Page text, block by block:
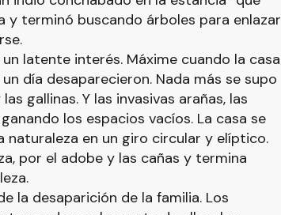
y terminó buscando árboles para enlazar
latente interés. Máxime cuando la casa
día desaparecieron. Nada más se supo
gallinas. Y las invasivas arañas, las
los espacios vacíos. La casa se
en un giro circular y elíptico.
por el adobe y las cañas y termina
la desaparición de la familia. Los